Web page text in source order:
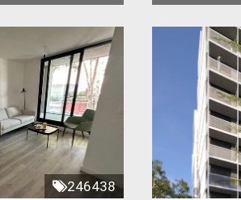
246438